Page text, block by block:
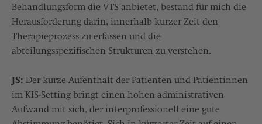
Behandlungsform die VTS anbietet, bestand für mich die
Herausforderung darin, innerhalb kurzer Zeit den
Therapieprozess zu erfassen und die
abteilungsspezifischen Strukturen zu verstehen.
JS: Der kurze Aufenthalt der Patienten und Patientinnen
im KIS-Setting bringt einen hohen administrativen
Aufwand mit sich, der interprofessionell eine gute